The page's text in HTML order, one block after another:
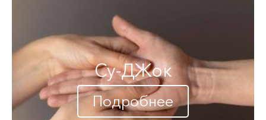
Су-ДЖок
Подробнее